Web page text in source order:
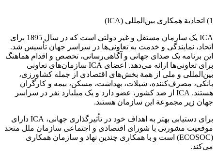
1) اتحادیة همکاری بین‌المللی (ICA)
ICA یک سازمان مستقل و غیر دولتی است که در سال 1895 برای
اتحاد، نمایندگی و خدمت به تعاونی‌ها در سراسر جهان تأسیس شد.
این برنامه یک صدای جهانی و آگاهی‌رسانی، تخصص و اقدام هماهنگ
برای تعاونی‌ها ارائه می‌دهد. اعضای ICA سازمان‌های تعاونی
بین‌المللی و ملی از همة بخش‌های اقتصادی از جمله کشاورزی،
بانکی، مصرف‌کننده، شیلات، بهداشت، مسکن، بیمه و کارگران
هستند. ICA از صد کشور، عضو دارد و یک میلیارد نفر در سراسر
جهان زیر مجموعة این سازمان هستند.
برای دستیابی بهتر به اهداف خود در تأثیرگذاری جهانی، ICA دارای
موقعیت مشورتی با شورای اقتصادی و اجتماعی سازمان ملل متحد
(ECOSOC) است و با همکاری چندین نهاد و سازمان همکاری
می‌کند.